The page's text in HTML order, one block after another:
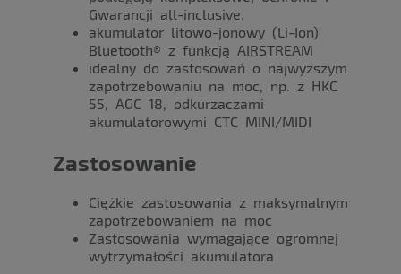
Gwarancji all-inclusive.
akumulator litowo-jonowy (Li-Ion)
Bluetooth® z funkcją AIRSTREAM
idealny do zastosowań o najwyższym
zapotrzebowaniu na moc, np. z HKC
55, AGC 18, odkurzaczami
akumulatorowymi CTC MINI/MIDI
Zastosowanie
Ciężkie zastosowania z maksymalnym
zapotrzebowaniem na moc
Zastosowania wymagające ogromnej
wytrzymałości akumulatora